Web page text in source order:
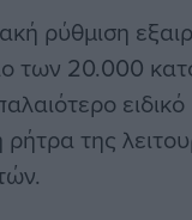
ρύθμιση
των 20.000
ειδικό
της